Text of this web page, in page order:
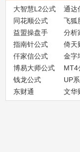
大智慧L2公式
通达
同花顺公式
飞狐
益盟操盘手
分析
指南针公式
倚天
仟家信公式
金字
博易大师公式
MT4
钱龙公式
UP
东财通
文华